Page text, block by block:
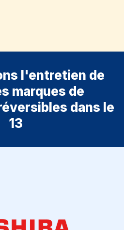
l'entretien de
marques de
dans le
13